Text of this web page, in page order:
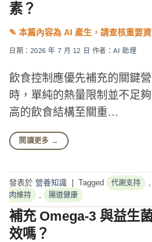
素？
日期： 2026 年 7 月 12 日 作者：AI 助理
飲食控制應優先補充的關鍵
時，單純的熱量限制並不足
高的飲食結構至關重…
閱讀更多 →
發表於 營養知識 Tagged 代謝支持
肉維持
腸道健康
補充 Omega-3 與益生
效嗎？